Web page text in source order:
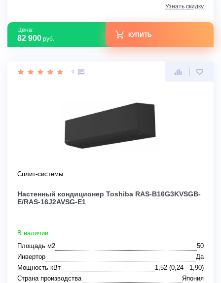
Узнать скидку
Цена:
82 900 руб.
КУПИТЬ
0
Сплит-системы
Настенный кондиционер Toshiba RAS-B16G3KVSGB-
E/RAS-16J2AVSG-E1
В наличии
Площадь м2
50
Инвертор
Да
Мощность кВт
1,52 (0,24 - 1,90)
Страна производства
Япония